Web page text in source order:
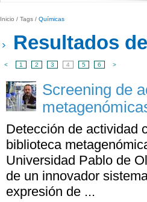
Inicio / Tags / Químicas
Resultados
< 1 2 3 4 5 6 >
Screening de
Detección de actividad
biblioteca
Universidad Pablo de
de un innovador
expresión de ...